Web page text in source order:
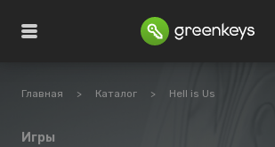
Главная > Каталог > Hell is Us
Игры